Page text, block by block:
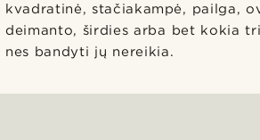
kvadratinė, stačiakampė, pailga,
deimanto, širdies arba bet kokia
nes bandyti jų nereikia.